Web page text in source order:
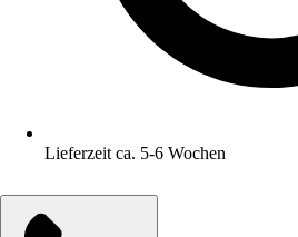
Lieferzeit ca. 5-6 Wochen